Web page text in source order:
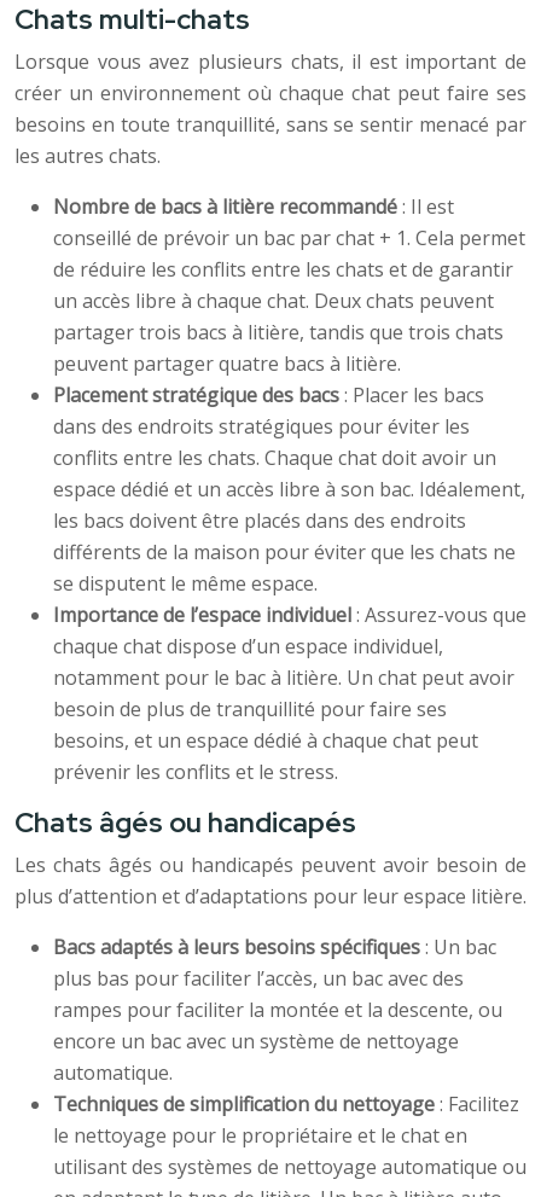
Chats multi-chats
Lorsque vous avez plusieurs chats, il est important de
créer un environnement où chaque chat peut faire ses
besoins en toute tranquillité, sans se sentir menacé par
les autres chats.
Nombre de bacs à litière recommandé: Il est
conseillé de prévoir un bac par chat + 1. Cela permet
de réduire les conflits entre les chats et de garantir
un accès libre à chaque chat. Deux chats peuvent
partager trois bacs à litière, tandis que trois chats
peuvent partager quatre bacs à litière.
Placement stratégique des bacs: Placer les bacs
dans des endroits stratégiques pour éviter les
conflits entre les chats. Chaque chat doit avoir un
espace dédié et un accès libre à son bac. Idéalement,
les bacs doivent être placés dans des endroits
différents de la maison pour éviter que les chats ne
se disputent le même espace.
Importance de l’espace individuel: Assurez-vous que
chaque chat dispose d’un espace individuel,
notamment pour le bac à litière. Un chat peut avoir
besoin de plus de tranquillité pour faire ses
besoins, et un espace dédié à chaque chat peut
prévenir les conflits et le stress.
Chats âgés ou handicapés
Les chats âgés ou handicapés peuvent avoir besoin de
plus d’attention et d’adaptations pour leur espace litière.
Bacs adaptés à leurs besoins spécifiques: Un bac
plus bas pour faciliter l’accès, un bac avec des
rampes pour faciliter la montée et la descente, ou
encore un bac avec un système de nettoyage
automatique.
Techniques de simplification du nettoyage: Facilitez
le nettoyage pour le propriétaire et le chat en
utilisant des systèmes de nettoyage automatique ou